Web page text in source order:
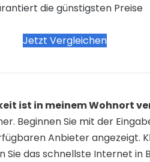
die günstigsten Preise
Jetzt Vergleichen
ist in meinem Wohnort
Beginnen Sie mit der
Anbieter angezeigt.
Sie das schnellste Internet in